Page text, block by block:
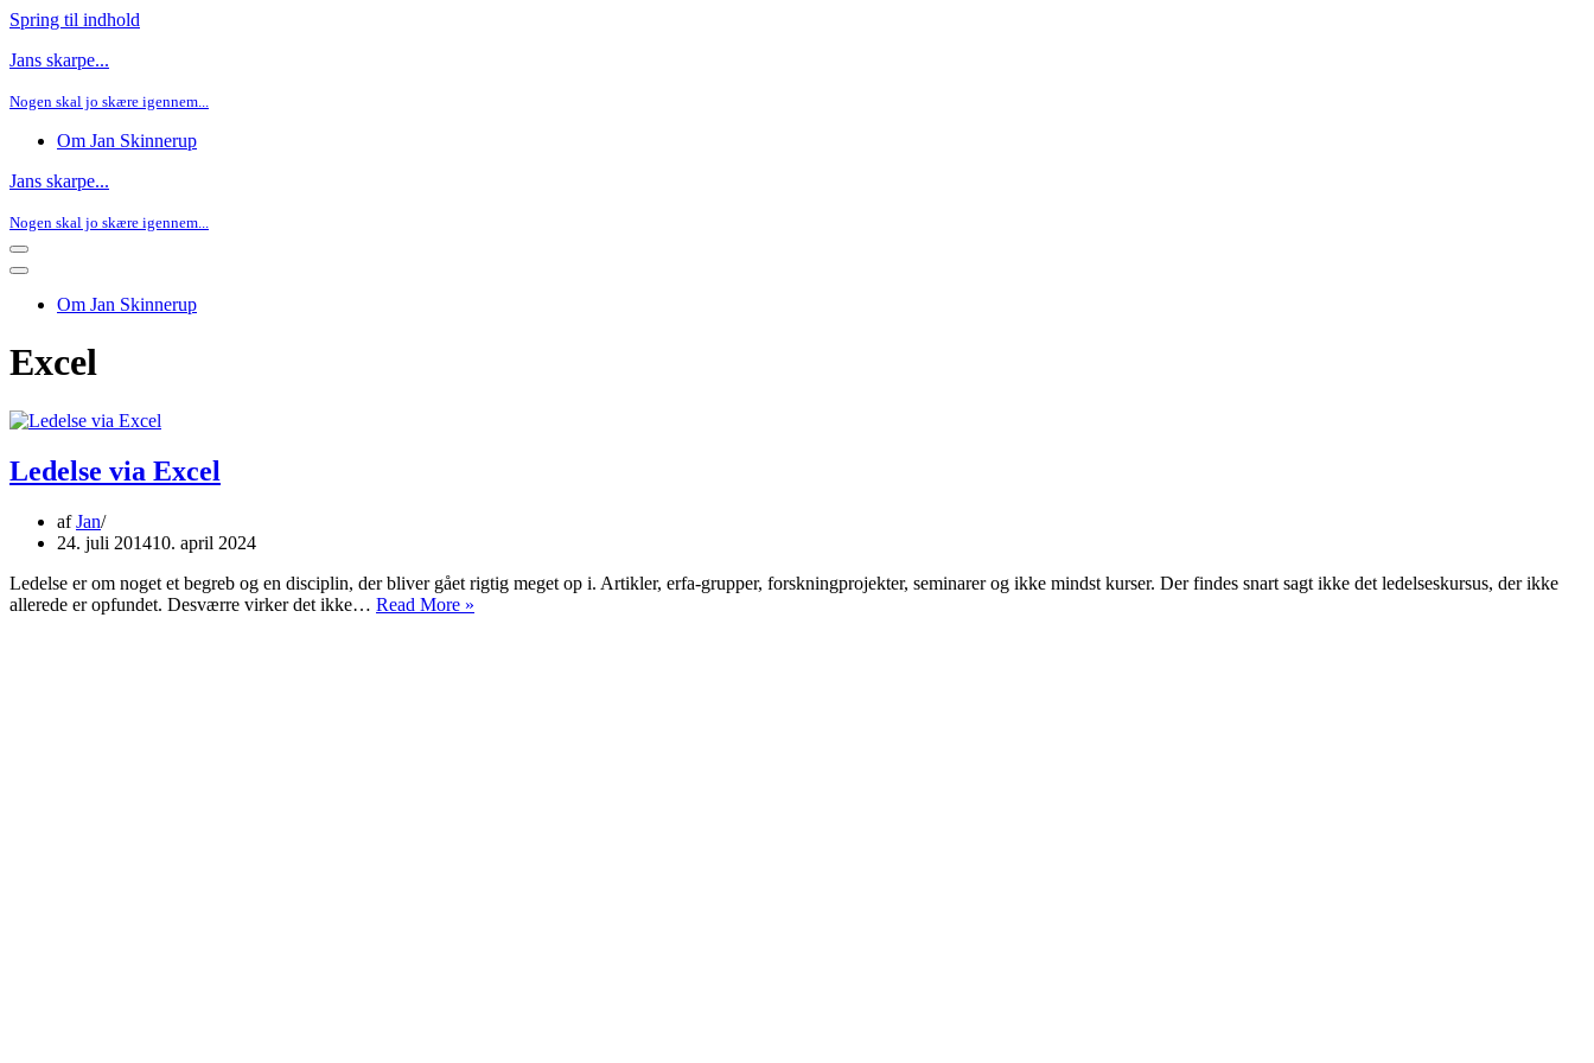
Spring til indhold
Jans skarpe...
Nogen skal jo skære igennem...
Om Jan Skinnerup
Jans skarpe...
Nogen skal jo skære igennem...
Navigation
menu
Navigation
Om Jan Skinnerup
Excel
Ledelse via Excel
afJan
24. juli 201410. april 2024
Ledelse er om noget et begreb og en disciplin, der bliver gået rigtig meget op i. Artikler, erfa-grupper, forskningprojekter, seminarer og ikke mindst kurser. Der findes snart sagt ikke det ledelseskursus, der ikke
allerede er opfundet. Desværre virker det ikke… Read More »